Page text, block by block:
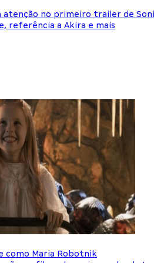
atenção no primeiro trailer de
referência a Akira e mais
como Maria Robotnik